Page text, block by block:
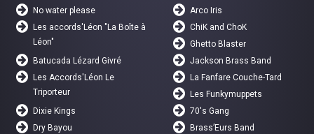
No water please
Arco Iris
Les accords'Léon "La Boîte à
Léon"
ChiK and ChoK
Ghetto Blaster
Batucada Lézard Givré
Jackson Brass Band
Les Accords'Léon Le
Triporteur
La Fanfare Couche-Tard
Les Funkymuppets
Dixie Kings
70's Gang
Dry Bayou
Brass’Eurs Band